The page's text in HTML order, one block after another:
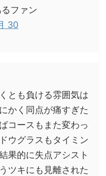
ファン
30
とも負ける雰囲気は
かく同点が痛すぎた
コースもまた変わっ
ウグラスもタイミン
果的に失点アシスト
ツキにも見離された